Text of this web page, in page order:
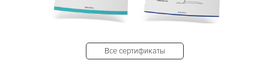
Все сертификаты